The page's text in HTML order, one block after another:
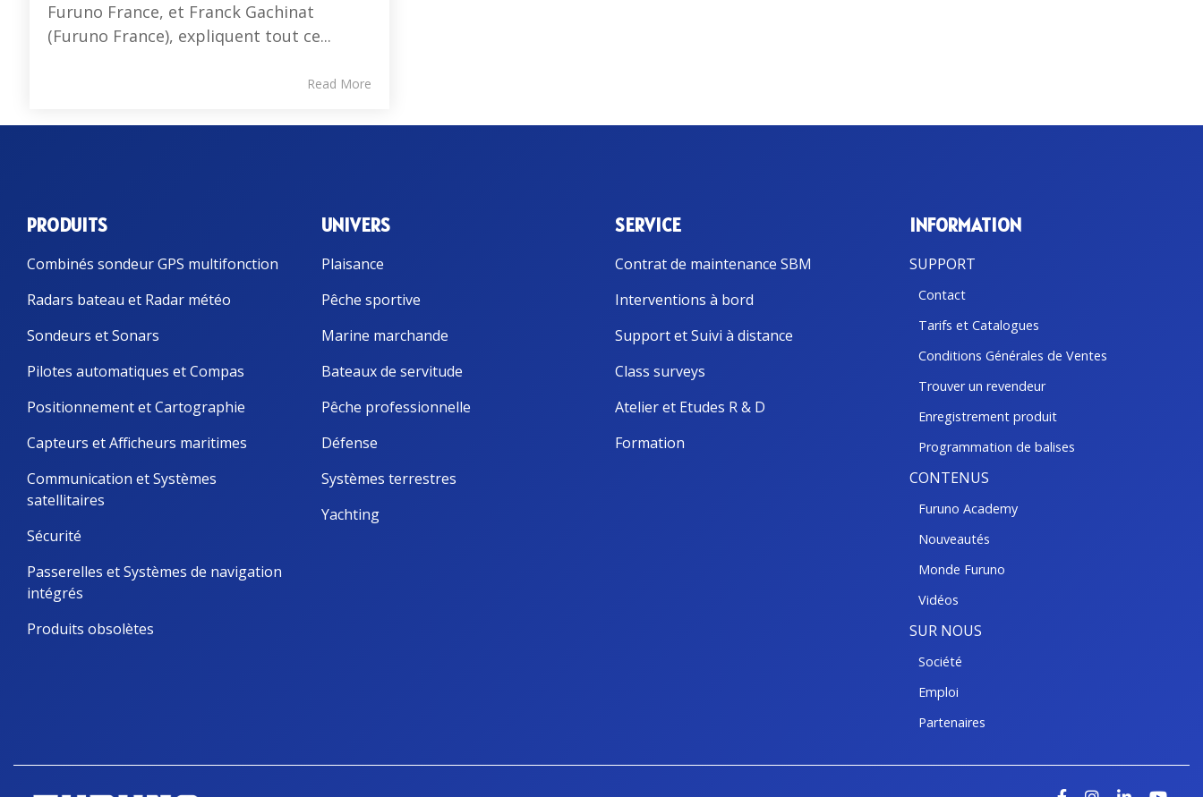
Furuno France, et Franck Gachinat
(Furuno France), expliquent tout ce...
Read More
PRODUITS
Combinés sondeur GPS multifonction
Radars bateau et Radar météo
Sondeurs et Sonars
Pilotes automatiques et Compas
Positionnement et Cartographie
Capteurs et Afficheurs maritimes
Communication et Systèmes
satellitaires
Sécurité
Passerelles et Systèmes de navigation
intégrés
Produits obsolètes
UNIVERS
Plaisance
Pêche sportive
Marine marchande
Bateaux de servitude
Pêche professionnelle
Défense
Systèmes terrestres
Yachting
SERVICE
Contrat de maintenance SBM
Interventions à bord
Support et Suivi à distance
Class surveys
Atelier et Etudes R & D
Formation
INFORMATION
SUPPORT
Contact
Tarifs et Catalogues
Conditions Générales de Ventes
Trouver un revendeur
Enregistrement produit
Programmation de balises
CONTENUS
Furuno Academy
Nouveautés
Monde Furuno
Vidéos
SUR NOUS
Société
Emploi
Partenaires